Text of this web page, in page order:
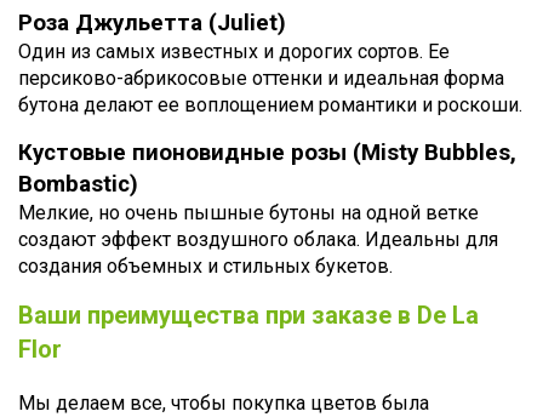
Роза Джульетта (Juliet)
Один из самых известных и дорогих сортов. Ее
персиково-абрикосовые оттенки и идеальная форма
бутона делают ее воплощением романтики и роскоши.
Кустовые пионовидные розы (Misty Bubbles,
Bombastic)
Мелкие, но очень пышные бутоны на одной ветке
создают эффект воздушного облака. Идеальны для
создания объемных и стильных букетов.
Ваши преимущества при заказе в De La
Flor
Мы делаем все, чтобы покупка цветов была